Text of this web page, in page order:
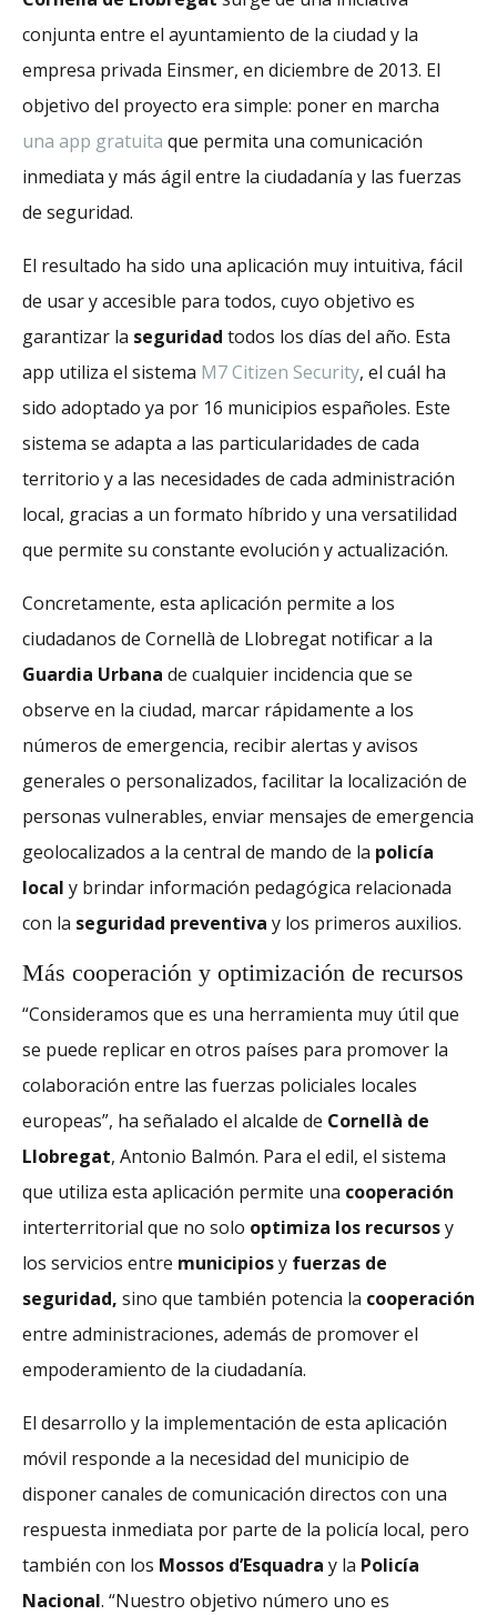
conjunta entre el ayuntamiento de la ciudad y la
empresa privada Einsmer, en diciembre de 2013. El
objetivo del proyecto era simple: poner en marcha
una app gratuita que permita una comunicación
inmediata y más ágil entre la ciudadanía y las fuerzas
de seguridad.
El resultado ha sido una aplicación muy intuitiva, fácil
de usar y accesible para todos, cuyo objetivo es
garantizar la seguridad todos los días del año. Esta
app utiliza el sistema M7 Citizen Security, el cuál ha
sido adoptado ya por 16 municipios españoles. Este
sistema se adapta a las particularidades de cada
territorio y a las necesidades de cada administración
local, gracias a un formato híbrido y una versatilidad
que permite su constante evolución y actualización.
Concretamente, esta aplicación permite a los
ciudadanos de Cornellà de Llobregat notificar a la
Guardia Urbana de cualquier incidencia que se
observe en la ciudad, marcar rápidamente a los
números de emergencia, recibir alertas y avisos
generales o personalizados, facilitar la localización de
personas vulnerables, enviar mensajes de emergencia
geolocalizados a la central de mando de la policía
local y brindar información pedagógica relacionada
con la seguridad preventiva y los primeros auxilios.
Más cooperación y optimización de recursos
“Consideramos que es una herramienta muy útil que
se puede replicar en otros países para promover la
colaboración entre las fuerzas policiales locales
europeas”, ha señalado el alcalde de Cornellà de
Llobregat, Antonio Balmón. Para el edil, el sistema
que utiliza esta aplicación permite una cooperación
interterritorial que no solo optimiza los recursosy
los servicios entre municipiosy fuerzas de
seguridad, sino que también potencia la cooperación
entre administraciones, además de promover el
empoderamiento de la ciudadanía.
El desarrollo y la implementación de esta aplicación
móvil responde a la necesidad del municipio de
disponer canales de comunicación directos con una
respuesta inmediata por parte de la policía local, pero
también con los Mossos d’Esquadra y la Policía
Nacional. “Nuestro objetivo número uno es